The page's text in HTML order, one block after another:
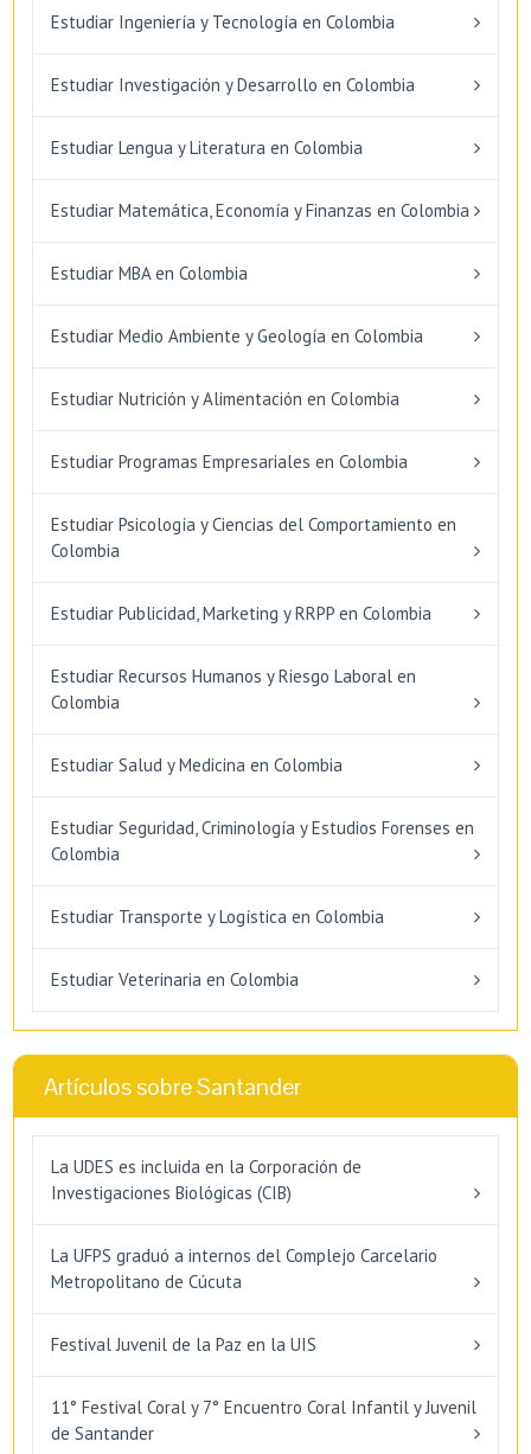
Estudiar Ingeniería y Tecnología en Colombia
Estudiar Investigación y Desarrollo en Colombia
Estudiar Lengua y Literatura en Colombia
Estudiar Matemática, Economía y Finanzas en Colombia
Estudiar MBA en Colombia
Estudiar Medio Ambiente y Geología en Colombia
Estudiar Nutrición y Alimentación en Colombia
Estudiar Programas Empresariales en Colombia
Estudiar Psicología y Ciencias del Comportamiento en
Colombia
Estudiar Publicidad, Marketing y RRPP en Colombia
Estudiar Recursos Humanos y Riesgo Laboral en
Colombia
Estudiar Salud y Medicina en Colombia
Estudiar Seguridad, Criminología y Estudios Forenses en
Colombia
Estudiar Transporte y Logística en Colombia
Estudiar Veterinaria en Colombia
Artículos sobre Santander
La UDES es incluida en la Corporación de
Investigaciones Biológicas (CIB)
La UFPS graduó a internos del Complejo Carcelario
Metropolitano de Cúcuta
Festival Juvenil de la Paz en la UIS
11° Festival Coral y 7° Encuentro Coral Infantil y Juvenil
de Santander